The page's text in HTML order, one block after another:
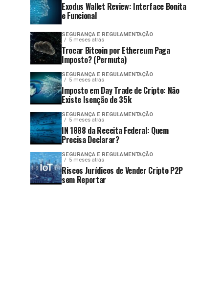
Exodus Wallet Review: Interface Bonita
e Funcional
SEGURANÇA E REGULAMENTAÇÃO
5 meses atrás
Trocar Bitcoin por Ethereum Paga
Imposto? (Permuta)
SEGURANÇA E REGULAMENTAÇÃO
5 meses atrás
Imposto em Day Trade de Cripto: Não
Existe Isenção de 35k
SEGURANÇA E REGULAMENTAÇÃO
5 meses atrás
IN 1888 da Receita Federal: Quem
Precisa Declarar?
SEGURANÇA E REGULAMENTAÇÃO
5 meses atrás
Riscos Jurídicos de Vender Cripto P2P
sem Reportar